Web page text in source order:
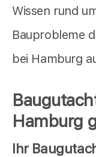
Wissen rund
Bauprobleme
bei Hamburg
Hamburg
Ihr